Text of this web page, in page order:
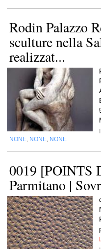
Rodin Palazzo
sculture nella
realizzat...
NONE NONE NONE
0019 [POINTS
Parmitano |